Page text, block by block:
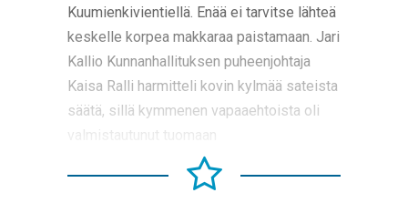
Kuumienkivientiellä. Enää ei tarvitse lähteä
keskelle korpea makkaraa paistamaan. Jari
Kallio Kunnanhallituksen puheenjohtaja
Kaisa Ralli harmitteli kovin kylmää sateista
säätä, sillä kymmenen vapaaehtoista oli
valmistautunut tuomaan